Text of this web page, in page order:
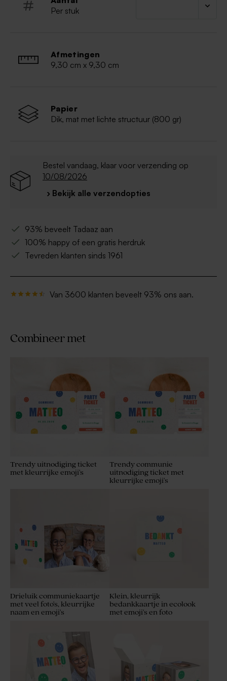
Set van 10
Per stuk
Afmetingen
9,30 cm x 9,30 cm
Papier
Dik, mat met lichte structuur (800 gr)
Bestel vandaag, klaar voor verzending op
10/08/2026
› Bekijk alle verzendopties
93% beveelt Tadaaz aan
100% happy of een gratis herdruk
Tevreden klanten sinds 1961
Van 3600 klanten beveelt 93% ons aan.
Combineer met
Trendy uitnodiging ticket
met kleurrijke emoji's
Trendy communie
uitnodiging ticket met
kleurrijke emoji's
Drieluik communiekaartje
met veel foto's, kleurrijke
naam en emoji's
Klein, kleurrijk
bedankkaartje in ecolook
met emoji's en foto